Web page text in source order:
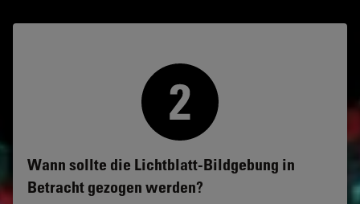
Wann sollte die Lichtblatt-Bildgebung in
Betracht gezogen werden?